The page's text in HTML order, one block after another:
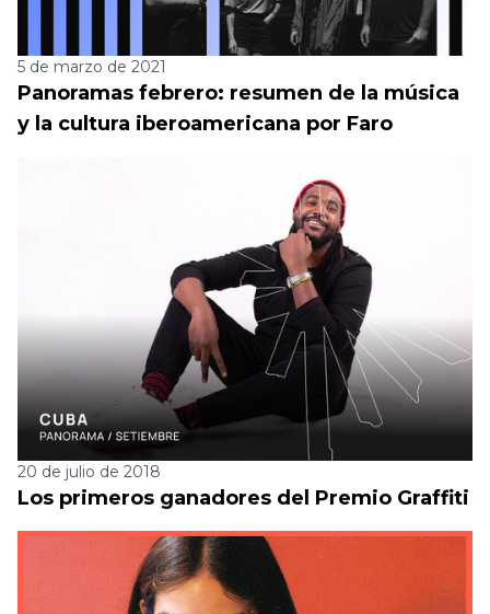
5 de marzo de 2021
Panoramas febrero: resumen de la música
y la cultura iberoamericana por Faro
20 de julio de 2018
Los primeros ganadores del Premio Graffiti